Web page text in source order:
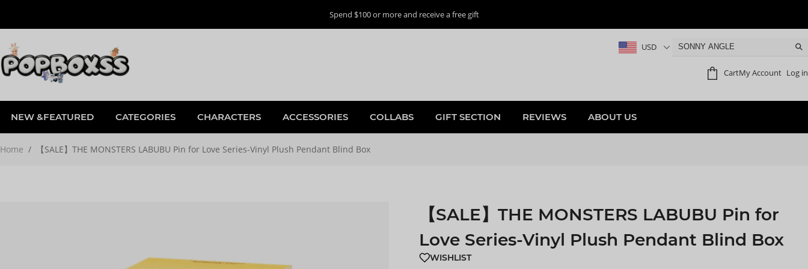
Spend $100 or more and receive a free gift
USD
CartMy Account Log in
NEW &FEATURED CATEGORIES CHARACTERS ACCESSORIES COLLABS GIFT SECTION REVIEWS ABOUT US
Home / 【SALE】THE MONSTERS LABUBU Pin for Love Series-Vinyl Plush Pendant Blind Box
【SALE】THE MONSTERS LABUBU Pin for
Love Series-Vinyl Plush Pendant Blind Box
WISHLIST